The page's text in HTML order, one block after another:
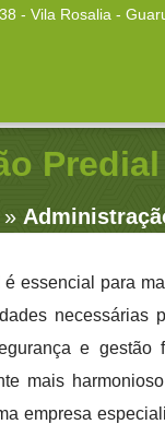
- Vila Rosalia -
»
é essencial para
necessárias
e
mais
empresa